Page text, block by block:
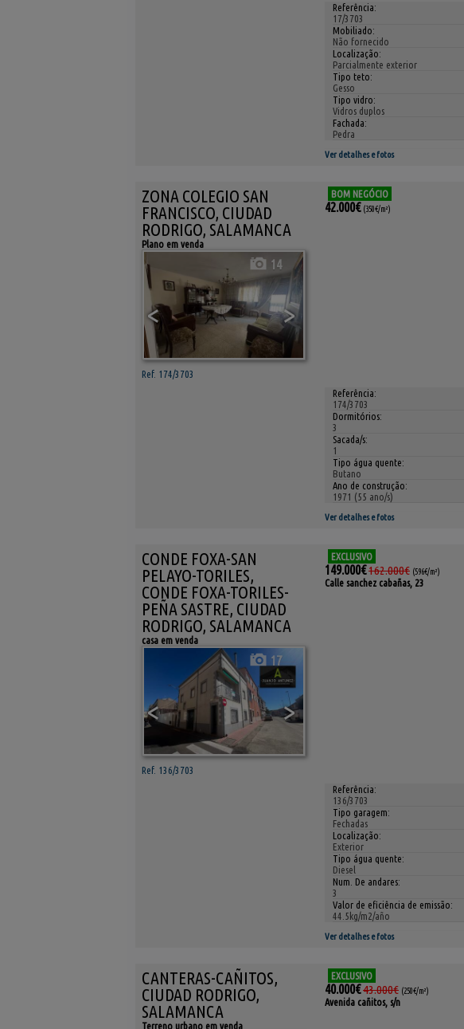
Referência:
17/3703
Mobiliado:
Não fornecido
Localização:
Parcialmente exterior
Tipo teto:
Gesso
Tipo vidro:
Vidros duplos
Fachada:
Pedra
Ver detalhes e fotos
ZONA COLEGIO SAN
FRANCISCO, CIUDAD
RODRIGO, SALAMANCA
Plano em venda
< >
14
Ref. 174/3703
BOM NEGÓCIO
42.000€ (350€/m²)
Referência:
174/3703
Dormitórios:
3
Sacada/s:
1
Tipo água quente:
Butano
Ano de construção:
1971 (55 ano/s)
Ver detalhes e fotos
CONDE FOXA-SAN
PELAYO-TORILES,
CONDE FOXA-TORILES-
PEÑA SASTRE, CIUDAD
RODRIGO, SALAMANCA
casa em venda
< >
17
Ref. 136/3703
EXCLUSIVO
149.000€162.000€ (596€/m²)
Calle sanchez cabañas, 23
Referência:
136/3703
Tipo garagem:
Fechadas
Localização:
Exterior
Tipo água quente:
Diesel
Num. De andares:
3
Valor de eficiência de emissão:
44.5kg/m2/año
Ver detalhes e fotos
CANTERAS-CAÑITOS,
CIUDAD RODRIGO,
SALAMANCA
Terreno urbano em venda
EXCLUSIVO
40.000€43.000€ (250€/m²)
Avenida cañitos, s/n